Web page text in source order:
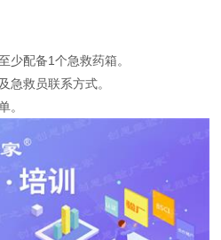
配备1个急救药箱。
救员联系方式。
。